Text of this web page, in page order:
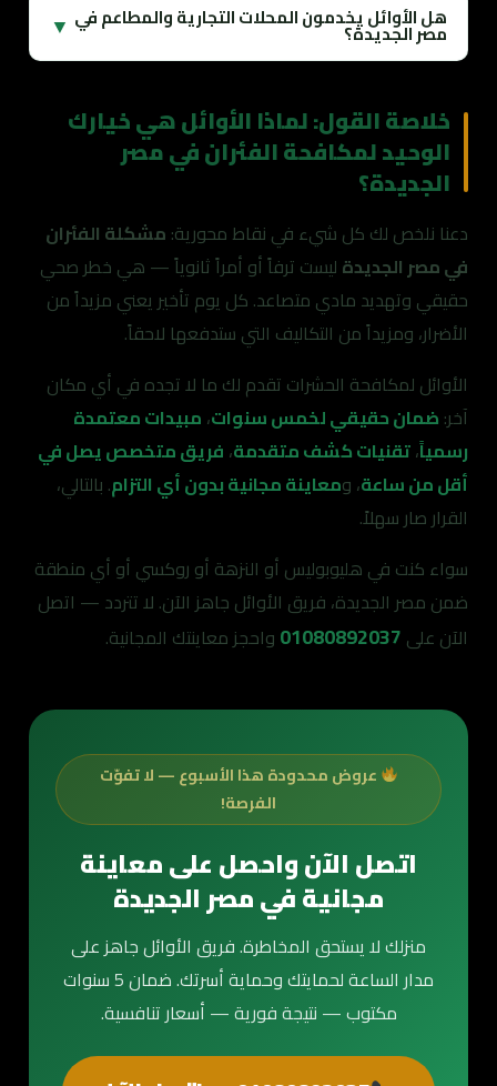
هل الأوائل يخدمون المحلات التجارية والمطاعم في
مصر الجديدة؟ ▼
خلاصة القول: لماذا الأوائل هي خيارك
الوحيد لمكافحة الفئران في مصر
الجديدة؟
دعنا نلخص لك كل شيء في نقاط محورية:مشكلة الفئران
في مصر الجديدةليست ترفاً أو أمراً ثانوياً — هي خطر صحي
حقيقي وتهديد مادي متصاعد. كل يوم تأخير يعني مزيداً من
الأضرار، ومزيداً من التكاليف التي ستدفعها لاحقاً.
الأوائل لمكافحة الحشرات تقدم لك ما لا تجده في أي مكان
آخر:ضمان حقيقي لخمس سنوات،مبيدات معتمدة
رسمياً،تقنيات كشف متقدمة،فريق متخصص يصل في
أقل من ساعة، ومعاينة مجانية بدون أي التزام. بالتالي،
القرار صار سهلاً.
سواء كنت في هليوبوليس أو النزهة أو روكسي أو أي منطقة
ضمن مصر الجديدة، فريق الأوائل جاهز الآن. لا تتردد — اتصل
الآن على01080892037واحجز معاينتك المجانية.
عروض محدودة هذا الأسبوع — لا تفوّت
الفرصة!
اتصل الآن واحصل على معاينة
مجانية في مصر الجديدة
منزلك لا يستحق المخاطرة. فريق الأوائل جاهز على
مدار الساعة لحمايتك وحماية أسرتك. ضمان 5 سنوات
مكتوب — نتيجة فورية — أسعار تنافسية.